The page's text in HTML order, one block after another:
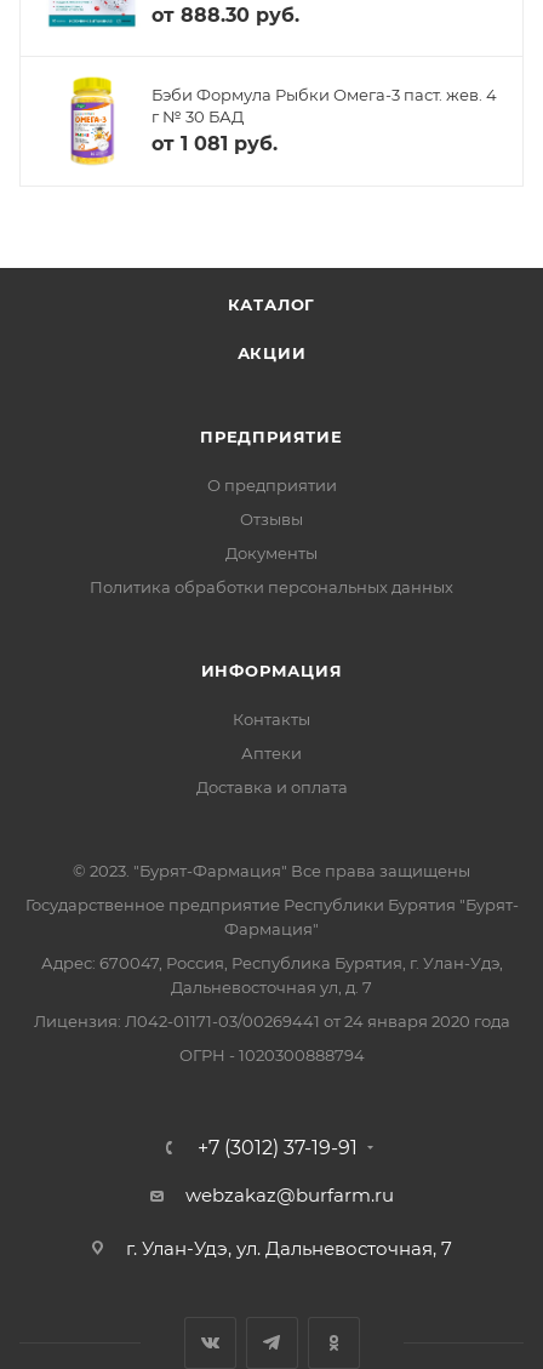
от 888.30 руб.
Бэби Формула Рыбки Омега-3 паст. жев. 4
г № 30 БАД
от 1 081 руб.
КАТАЛОГ
АКЦИИ
ПРЕДПРИЯТИЕ
О предприятии
Отзывы
Документы
Политика обработки персональных данных
ИНФОРМАЦИЯ
Контакты
Аптеки
Доставка и оплата
© 2023. "Бурят-Фармация" Все права защищены
Государственное предприятие Республики Бурятия "Бурят-
Фармация"
Адрес: 670047, Россия, Республика Бурятия, г. Улан-Удэ,
Дальневосточная ул, д. 7
Лицензия: Л042-01171-03/00269441 от 24 января 2020 года
ОГРН - 1020300888794
+7 (3012) 37-19-91
webzakaz@burfarm.ru
г. Улан-Удэ, ул. Дальневосточная, 7